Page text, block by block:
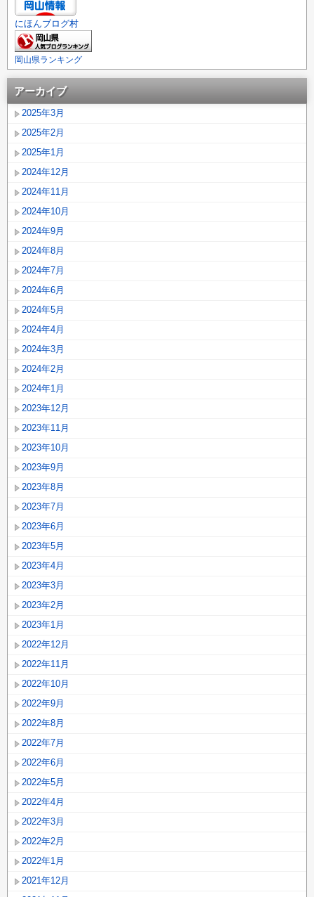
にほんブログ村
岡山県ランキング
アーカイブ
2025年3月
2025年2月
2025年1月
2024年12月
2024年11月
2024年10月
2024年9月
2024年8月
2024年7月
2024年6月
2024年5月
2024年4月
2024年3月
2024年2月
2024年1月
2023年12月
2023年11月
2023年10月
2023年9月
2023年8月
2023年7月
2023年6月
2023年5月
2023年4月
2023年3月
2023年2月
2023年1月
2022年12月
2022年11月
2022年10月
2022年9月
2022年8月
2022年7月
2022年6月
2022年5月
2022年4月
2022年3月
2022年2月
2022年1月
2021年12月